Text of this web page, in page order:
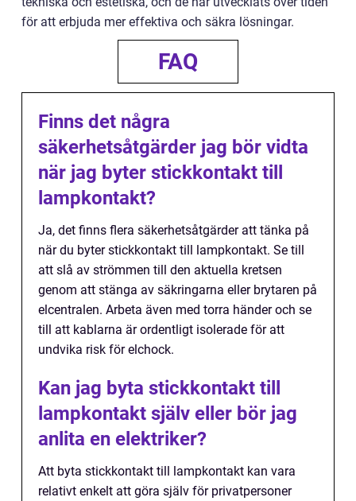
för att erbjuda mer effektiva och säkra lösningar.
FAQ
Finns det några
säkerhetsåtgärder jag bör vidta
när jag byter stickkontakt till
lampkontakt?
Ja, det finns flera säkerhetsåtgärder att tänka på
när du byter stickkontakt till lampkontakt. Se till
att slå av strömmen till den aktuella kretsen
genom att stänga av säkringarna eller brytaren på
elcentralen. Arbeta även med torra händer och se
till att kablarna är ordentligt isolerade för att
undvika risk för elchock.
Kan jag byta stickkontakt till
lampkontakt själv eller bör jag
anlita en elektriker?
Att byta stickkontakt till lampkontakt kan vara
relativt enkelt att göra själv för privatpersoner